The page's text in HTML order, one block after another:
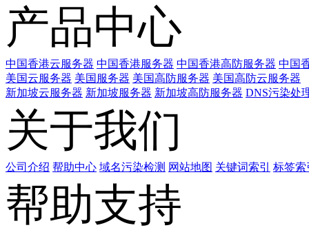
产品中心
中国香港云服务器 中国香港服务器 中国香港高防服务器 中国
美国云服务器 美国服务器 美国高防服务器 美国高防云服务器
新加坡云服务器 新加坡服务器 新加坡高防服务器 DNS污染处
关于我们
公司介绍 帮助中心 域名污染检测 网站地图 关键词索引 标签索
帮助支持